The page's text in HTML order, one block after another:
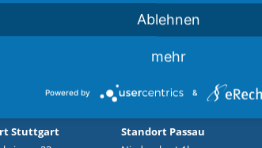
Stuttgart
Standort Passau
Ablehnen
mehr
Powered by &